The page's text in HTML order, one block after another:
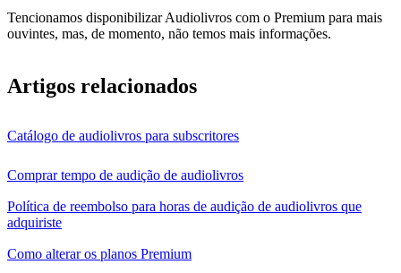
Tencionamos disponibilizar Audiolivros com o Premium para mais
ouvintes, mas, de momento, não temos mais informações.
Artigos relacionados
Catálogo de audiolivros para subscritores
Comprar tempo de audição de audiolivros
Política de reembolso para horas de audição de audiolivros que
adquiriste
Como alterar os planos Premium